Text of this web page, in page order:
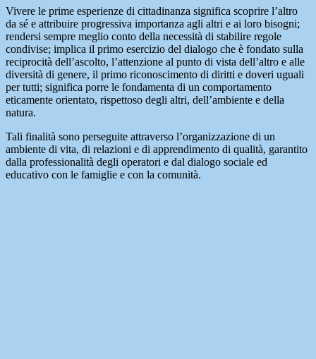
Vivere le prime esperienze di cittadinanza significa scoprire l’altro
da sé e attribuire progressiva importanza agli altri e ai loro bisogni;
rendersi sempre meglio conto della necessità di stabilire regole
condivise; implica il primo esercizio del dialogo che è fondato sulla
reciprocità dell’ascolto, l’attenzione al punto di vista dell’altro e alle
diversità di genere, il primo riconoscimento di diritti e doveri uguali
per tutti; significa porre le fondamenta di un comportamento
eticamente orientato, rispettoso degli altri, dell’ambiente e della
natura.
Tali finalità sono perseguite attraverso l’organizzazione di un
ambiente di vita, di relazioni e di apprendimento di qualità, garantito
dalla professionalità degli operatori e dal dialogo sociale ed
educativo con le famiglie e con la comunità.